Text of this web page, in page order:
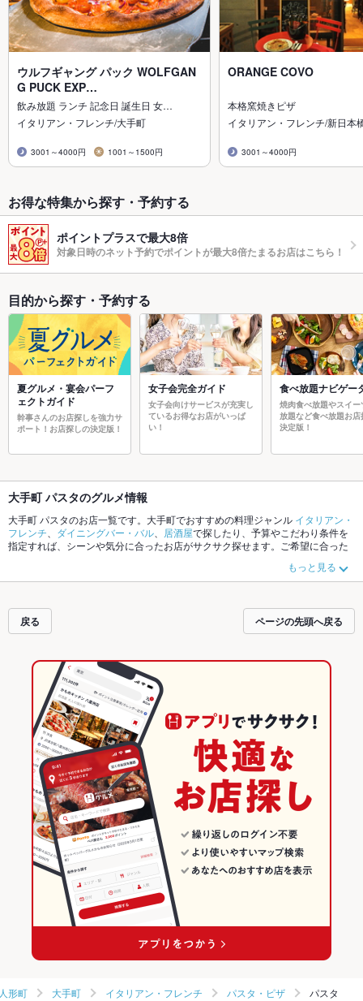
ウルフギャング パック WOLFGAN
G PUCK EXP…
飲み放題 ランチ 記念日 誕生日 女…
イタリアン・フレンチ/大手町
3001～4000円 1001～1500円
ORANGE COVO
本格窯焼きピザ
イタリアン・フレンチ/新日本
3001～4000円
お得な特集から探す・予約する
ポイントプラスで最大8倍
対象日時のネット予約でポイントが最大8倍たまるお店はこちら！
目的から探す・予約する
夏グルメ・宴会パーフ
ェクトガイド
幹事さんのお店探しを強力サ
ポート！お店探しの決定版！
女子会完全ガイド
女子会向けサービスが充実し
ているお得なお店がいっぱ
い！
食べ放題ナビゲー
焼肉食べ放題やスイー
放題など食べ放題お店
決定版！
大手町 パスタのグルメ情報
大手町 パスタのお店一覧です。大手町でおすすめの料理ジャンル イタリアン・
フレンチ
ダイニングバー・バル 居酒屋で探したり、予算やこだわり条件を
指定すれば、シーンや気分に合ったお店がサクサク探せます。ご希望に合った
してみてください。ホットペッパーグルメなら、お得なクーポンはもちろん、
こだわりメニューからあげ、お茶漬け、手羽先や季節のおすすめ料理など、お
が使えるお店も拡大中です。友達どうしの飲み会にも、会社の宴会にも、デー
トやパーティーにもお得に便利にホットペッパーグルメをご利用ください。
もっと見る
戻る ページの先頭へ戻る
形町 大手町 イタリアン・フレンチ パスタ・ピザ パスタ